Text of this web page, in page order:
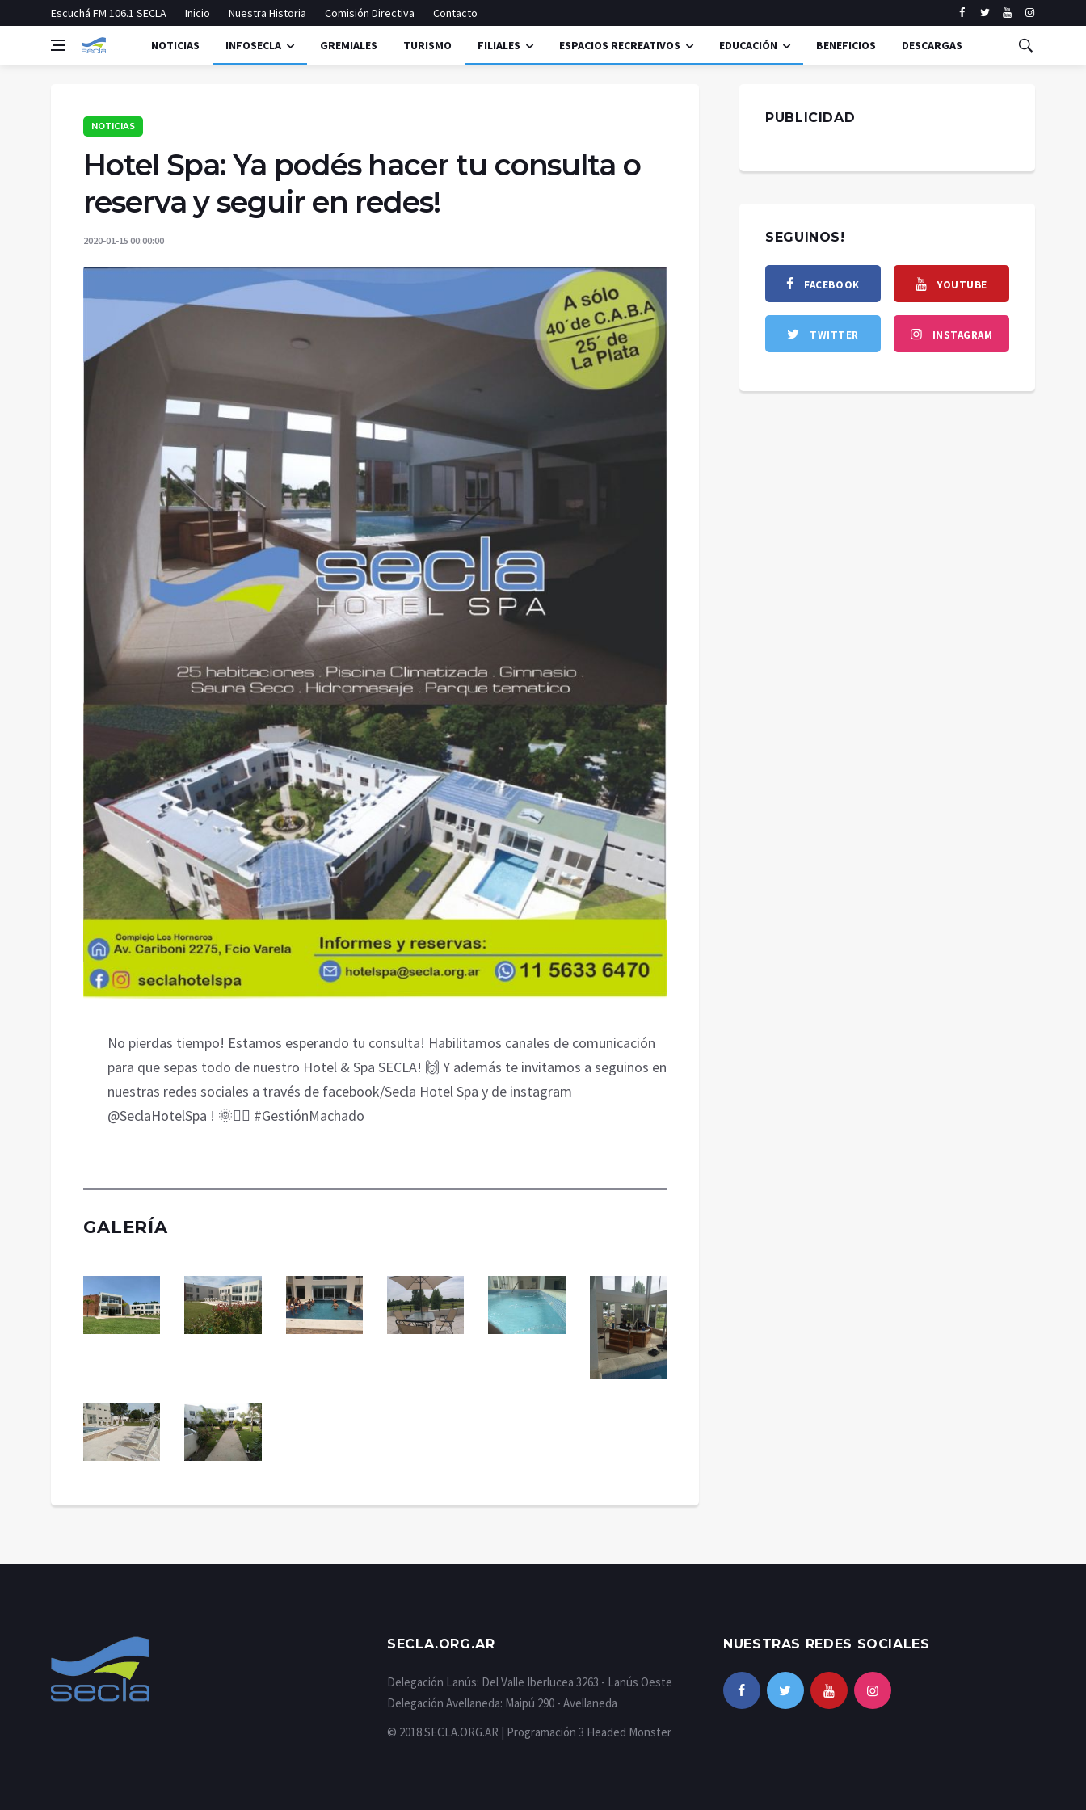
Escuchá FM 106.1 SECLA Inicio Nuestra Historia Comisión Directiva Contacto
NOTICIAS INFOSECLA GREMIALES TURISMO FILIALES ESPACIOS RECREATIVOS EDUCACIÓN BENEFICIOS DESCARGAS
NOTICIAS
Hotel Spa: Ya podés hacer tu consulta o
reserva y seguir en redes!
2020-01-15 00:00:00
No pierdas tiempo! Estamos esperando tu consulta! Habilitamos canales de comunicación
para que sepas todo de nuestro Hotel & Spa SECLA! 🙌 Y además te invitamos a seguinos en
nuestras redes sociales a través de facebook/Secla Hotel Spa y de instagram
@SeclaHotelSpa ! 🌞🏊‍♀️ #GestiónMachado
GALERÍA
PUBLICIDAD
SEGUINOS!
FACEBOOK
TWITTER
YOUTUBE
INSTAGRAM
SECLA.ORG.AR
Delegación Lanús: Del Valle Iberlucea 3263 - Lanús Oeste
Delegación Avellaneda: Maipú 290 - Avellaneda
© 2018 SECLA.ORG.AR | Programación 3 Headed Monster
NUESTRAS REDES SOCIALES